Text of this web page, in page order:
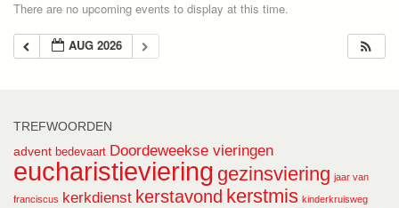
There are no upcoming events to display at this time.
AUG 2026
TREFWOORDEN
advent bedevaart Doordeweekse vieringen
eucharistieviering gezinsviering jaar van
franciscus kerkdienst kerstavond kerstmis kinderkruisweg